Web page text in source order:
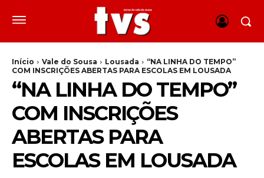
Início Vale do Sousa Lousada
“NA LINHA DO TEMPO”
COM INSCRIÇÕES ABERTAS PARA ESCOLAS EM LOUSADA
“NA LINHA DO TEMPO”
COM INSCRIÇÕES
ABERTAS PARA
ESCOLAS EM LOUSADA